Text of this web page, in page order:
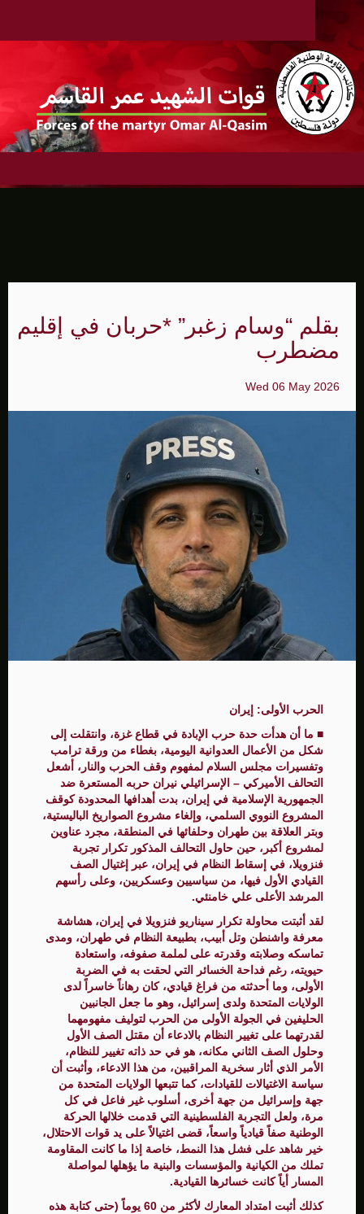
بقلم “وسام زغبر” *حربان في إقليم
مضطرب
Wed 06 May 2026
الحرب الأولى: إيران
■ ما أن هدأت حدة حرب الإبادة في قطاع غزة، وانتقلت إلى
شكل من الأعمال العدوانية اليومية، بغطاء من ورقة ترامب
وتفسيرات مجلس السلام لمفهوم وقف الحرب والنار، أشعل
التحالف الأميركي – الإسرائيلي نيران حربه المستعرة ضد
الجمهورية الإسلامية في إيران، بدت أهدافها المحدودة كوقف
المشروع النووي السلمي، وإلغاء مشروع الصواريخ الباليستية،
وبتر العلاقة بين طهران وحلفائها في المنطقة، مجرد عناوين
لمشروع أكبر، حين حاول التحالف المذكور تكرار تجربة
فنزويلا، في إسقاط النظام في إيران، عبر إغتيال الصف
القيادي الأول فيها، من سياسيين وعسكريين، وعلى رأسهم
المرشد الأعلى علي خامنئي.
لقد أثبتت محاولة تكرار سيناريو فنزويلا في إيران، هشاشة
معرفة واشنطن وتل أبيب، بطبيعة النظام في طهران، ومدى
تماسكه وصلابته وقدرته على لملمة صفوفه، واستعادة
حيويته، رغم فداحة الخسائر التي لحقت به في الضربة
الأولى، وما أحدثته من فراغ قيادي، كان رهاناً خاسراً لدى
الولايات المتحدة ولدى إسرائيل، وهو ما جعل الجانبين
الحليفين في الجولة الأولى من الحرب لتوليف مفهومهما
لقدرتهما على تغيير النظام بالادعاء أن مقتل الصف الأول
وحلول الصف الثاني مكانه، هو في حد ذاته تغيير للنظام،
الأمر الذي أثار سخرية المراقبين، من هذا الادعاء، وأثبت أن
سياسة الاغتيالات للقيادات، كما تتبعها الولايات المتحدة من
جهة وإسرائيل من جهة أخرى، أسلوب غير فاعل في كل
مرة، ولعل التجربة الفلسطينية التي قدمت خلالها الحركة
الوطنية صفاً قيادياً واسعاً، قضى اغتيالاً على يد قوات الاحتلال،
خير شاهد على فشل هذا النمط، خاصة إذا ما كانت المقاومة
تملك من الكيانية والمؤسسات والبنية ما يؤهلها لمواصلة
المسار أياً كانت خسائرها القيادية.
كذلك أثبت امتداد المعارك لأكثر من 60 يوماً (حتى كتابة هذه